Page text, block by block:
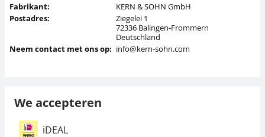
Fabrikant:
KERN & SOHN GmbH
Postadres:
Ziegelei 1
72336 Balingen-Frommern
Deutschland
Neem contact met ons op: info@kern-sohn.com
We accepteren
iDEAL